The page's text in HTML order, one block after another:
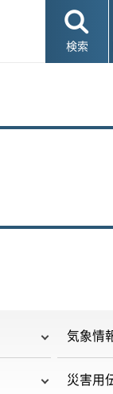
検索
気象情
災害用